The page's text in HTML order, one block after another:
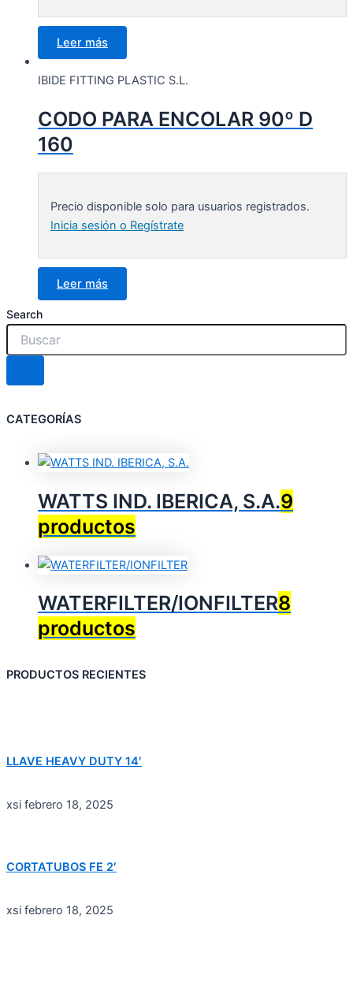
Leer más
IBIDE FITTING PLASTIC S.L.
CODO PARA ENCOLAR 90º D
160
Precio disponible solo para usuarios registrados.
Inicia sesión o Regístrate
Leer más
Search
CATEGORÍAS
WATTS IND. IBERICA, S.A.9
productos
WATERFILTER/IONFILTER8
productos
PRODUCTOS RECIENTES
LLAVE HEAVY DUTY 14′
xsi febrero 18, 2025
CORTATUBOS FE 2′
xsi febrero 18, 2025